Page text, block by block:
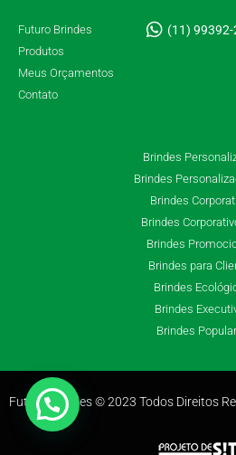
Futuro Brindes
Produtos
Meus Orçamentos
Contato
(11)
Brindes
Brindes
Brindes
Brindes
Brindes
Brindes para
Brindes
Brindes
Brindes
Futuro Brindes © 2023 Todos Direitos